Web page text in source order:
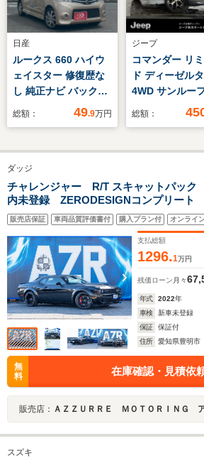
日産
ルークス 660 ハイウ
ェイスター 修復歴な
し 純正ナビ バックカ
メラ 両側スライド片
ュスタート ETC HID
ヘッドライト オート
エアコン プライバシ
ーガラス ウインカー
ミラー 整備保証付
総額： 49.9万円
ジープ
コマンダー リ
ド ディーゼル
4WD サンルー
正ナビ レザー
ダプティブクル
AppleCarPlay
Bluetooth
メラ 前面衝
認定中古車保証
総額：
ダッジ
チャレンジャー R/T スキャットパック
内未登録 ZERODESIGNコンプリー
ドボディ 6速マニュアル サンルーフ
ド ボンネットピン T/APKG プラス
ラックデカール
販売店保証 車両品質評価書付 購入プラン付 オンライ
支払総額
1296.1万円
残価ローン 月々
年式 2022年
車検
新車未登録
保証
保証付
住所
愛知県豊明市
無
料
在庫確認・見積依
販売店： ＡＺＺＵＲＲＥ ＭＯＴＯＲＩＮＧ アメ
スズキ